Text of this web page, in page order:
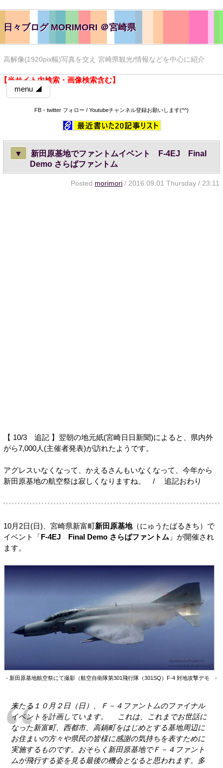
日々ブログ MORIMORI ＠宮崎県
高解像(1920pix幅)写真を交え 宮崎県観光/情報などを中心に紹介
【当サイト内検索・画像検索含む】
menu ◢
FB・twitter フォロー / Youtubeチャンネル登録お願いします(^^)
▼
新田原基地でファントムイベント F-4EJ Final
Demo さらばファントム
Posted morimori / 2016.09.01 Thursday / 23:11
【 10/3 追記 】翌朝の地元紙(宮崎日日新聞)によると、県内外
がら7,000人(主催者発表)が訪れたようです。
アグレスいなくなって、かえるさんもいなくなって、今年から
新田原基地の航空祭は寂しくなりますね。 / 追記おわり
10月2日(日)、宮崎県新富町新田原基地（にゅうたばるきち）で
イベント「 F-4EJ Final Demo さらばファントム 」が開催され
ます。
- 新田原基地航空祭にて撮影（航空自衛隊第301飛行隊（301SQ）F-4 対地攻撃デモ -
来たる１０月２日（日）、Ｆ－４ファントムのファイナル
イベントを計画しています。 これは、これまでお世話に
なった新富町、西都市、高鍋町をはじめとする基地周辺に
お住まいの方々や県民の皆様に感謝の気持ちを表すために
実施するものです。おそらく新田原基地でＦ－４ファント
ムが飛行する姿を見る最後の機会となると思われます。多